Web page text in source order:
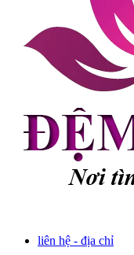
liên hệ - địa chỉ